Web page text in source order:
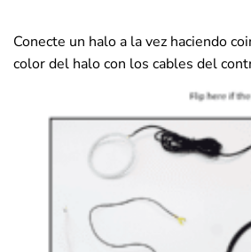
Conecte un halo a la vez haciendo
color del halo con los cables del